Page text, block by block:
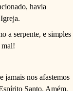
havia
Igreja.
a serpente, e simples
mal!
jamais nos afastemos
Santo. Amém.